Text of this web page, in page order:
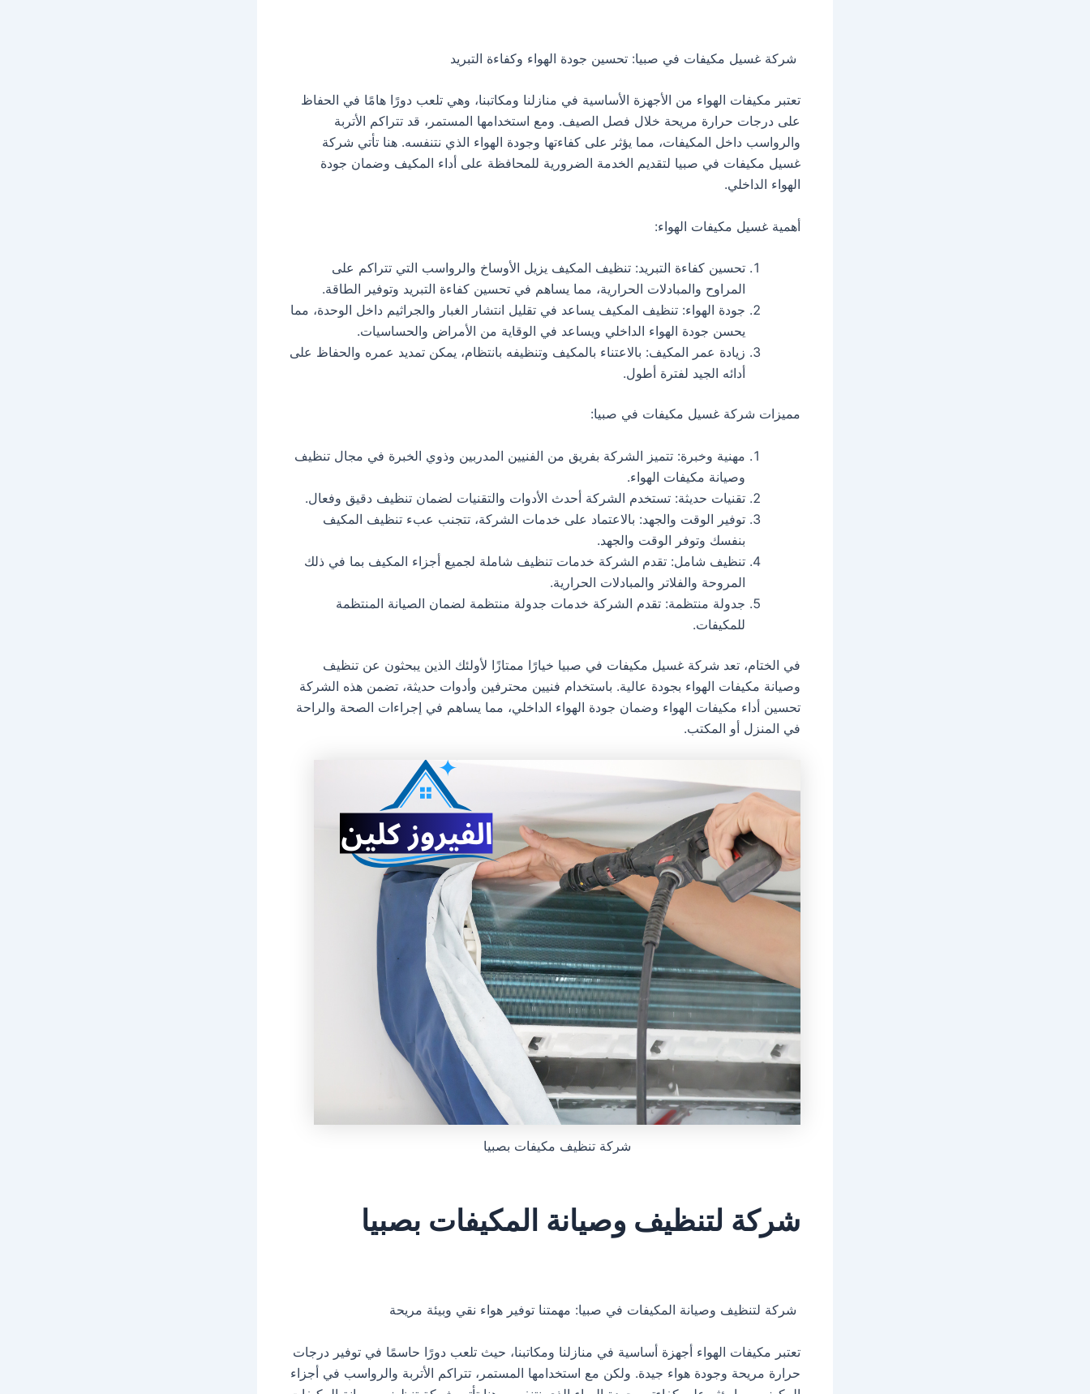
شركة غسيل مكيفات في صبيا: تحسين جودة الهواء وكفاءة التبريد
تعتبر مكيفات الهواء من الأجهزة الأساسية في منازلنا ومكاتبنا، وهي تلعب دورًا هامًا في الحفاظ
على درجات حرارة مريحة خلال فصل الصيف. ومع استخدامها المستمر، قد تتراكم الأتربة
والرواسب داخل المكيفات، مما يؤثر على كفاءتها وجودة الهواء الذي نتنفسه. هنا تأتي شركة
غسيل مكيفات في صبيا لتقديم الخدمة الضرورية للمحافظة على أداء المكيف وضمان جودة
الهواء الداخلي.
أهمية غسيل مكيفات الهواء:
تحسين كفاءة التبريد: تنظيف المكيف يزيل الأوساخ والرواسب التي تتراكم على
المراوح والمبادلات الحرارية، مما يساهم في تحسين كفاءة التبريد وتوفير الطاقة.
جودة الهواء: تنظيف المكيف يساعد في تقليل انتشار الغبار والجراثيم داخل الوحدة، مما
يحسن جودة الهواء الداخلي ويساعد في الوقاية من الأمراض والحساسيات.
زيادة عمر المكيف: بالاعتناء بالمكيف وتنظيفه بانتظام، يمكن تمديد عمره والحفاظ على
أدائه الجيد لفترة أطول.
مميزات شركة غسيل مكيفات في صبيا:
مهنية وخبرة: تتميز الشركة بفريق من الفنيين المدربين وذوي الخبرة في مجال تنظيف
وصيانة مكيفات الهواء.
تقنيات حديثة: تستخدم الشركة أحدث الأدوات والتقنيات لضمان تنظيف دقيق وفعال.
توفير الوقت والجهد: بالاعتماد على خدمات الشركة، تتجنب عبء تنظيف المكيف
بنفسك وتوفر الوقت والجهد.
تنظيف شامل: تقدم الشركة خدمات تنظيف شاملة لجميع أجزاء المكيف بما في ذلك
المروحة والفلاتر والمبادلات الحرارية.
جدولة منتظمة: تقدم الشركة خدمات جدولة منتظمة لضمان الصيانة المنتظمة
للمكيفات.
في الختام، تعد شركة غسيل مكيفات في صبيا خيارًا ممتازًا لأولئك الذين يبحثون عن تنظيف
وصيانة مكيفات الهواء بجودة عالية. باستخدام فنيين محترفين وأدوات حديثة، تضمن هذه الشركة
تحسين أداء مكيفات الهواء وضمان جودة الهواء الداخلي، مما يساهم في إجراءات الصحة والراحة
في المنزل أو المكتب.
شركة تنظيف مكيفات بصبيا
شركة لتنظيف وصيانة المكيفات بصبيا
شركة لتنظيف وصيانة المكيفات في صبيا: مهمتنا توفير هواء نقي وبيئة مريحة
تعتبر مكيفات الهواء أجهزة أساسية في منازلنا ومكاتبنا، حيث تلعب دورًا حاسمًا في توفير درجات
حرارة مريحة وجودة هواء جيدة. ولكن مع استخدامها المستمر، تتراكم الأتربة والرواسب في أجزاء